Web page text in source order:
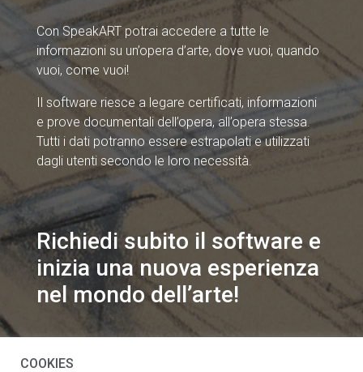
Con SpeakART potrai accedere a tutte le
informazioni su un’opera d’arte, dove vuoi, quando
vuoi, come vuoi!
Il software riesce a legare certificati, informazioni
e prove documentali dell’opera, all’opera stessa.
Tutti i dati potranno essere estrapolati e utilizzati
dagli utenti secondo le loro necessità.
Richiedi subito il software e
inizia una nuova esperienza
nel mondo dell’arte!
COOKIES